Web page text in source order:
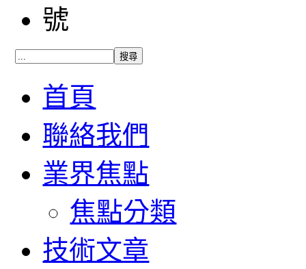
首頁
聯絡我們
業界焦點
焦點分類
技術文章